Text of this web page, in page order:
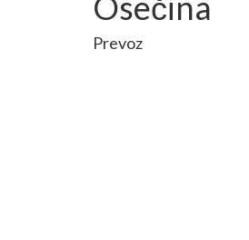
Prevoz